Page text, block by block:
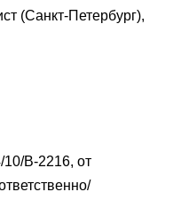
(Санкт-Петербург),
В-2216, от